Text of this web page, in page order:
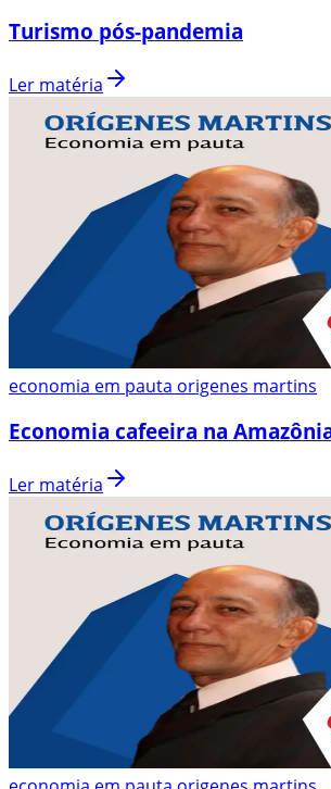
Turismo pós-pandemia
Ler matéria
economia em pauta origenes martins
Economia cafeeira na
Ler matéria